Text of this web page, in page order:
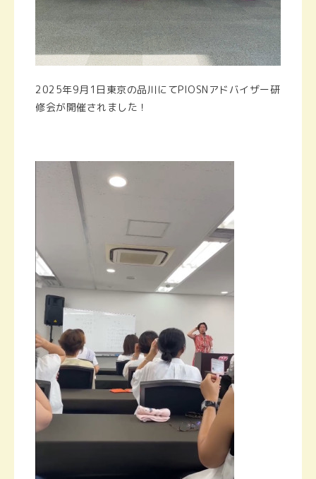
2025年9月1日東京の品川にてPIOSNアドバイザー研
修会が開催されました！